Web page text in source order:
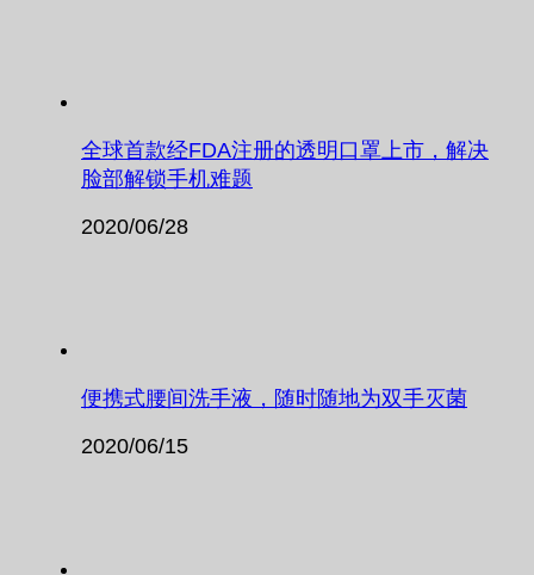
全球首款经FDA注册的透明口罩上市，解决
脸部解锁手机难题
2020/06/28
便携式腰间洗手液，随时随地为双手灭菌
2020/06/15